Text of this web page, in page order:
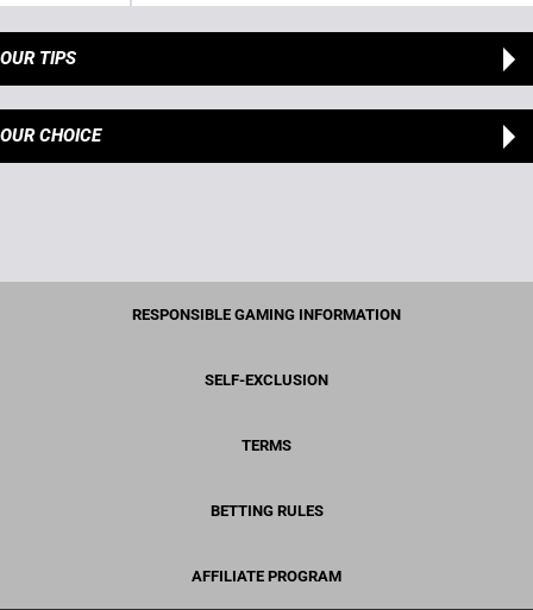
OUR TIPS
OUR CHOICE
RESPONSIBLE GAMING INFORMATION
SELF-EXCLUSION
TERMS
BETTING RULES
AFFILIATE PROGRAM